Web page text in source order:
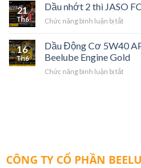
Không
Nước
SE
Chính
Lực
HV
21
Th6
Dầu nhớt 2 thì JASO FC
Chức năng bình luận bị tắtở
2
thì
JASO
16
Th6
Dầu Động Cơ 5W40
Beelube Engine Gold
Chức năng bình luận bị tắtở
CÔNG TY CỔ PHẦN